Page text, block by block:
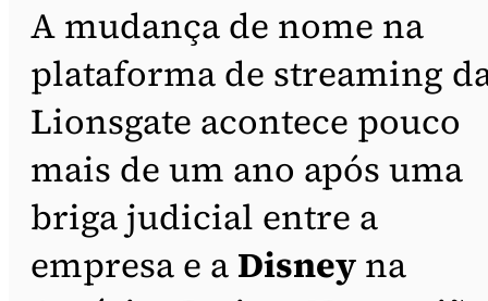
A mudança de nome na
plataforma de streaming
Lionsgate acontece pouco
mais de um ano após uma
briga judicial entre a
empresa e a Disney na